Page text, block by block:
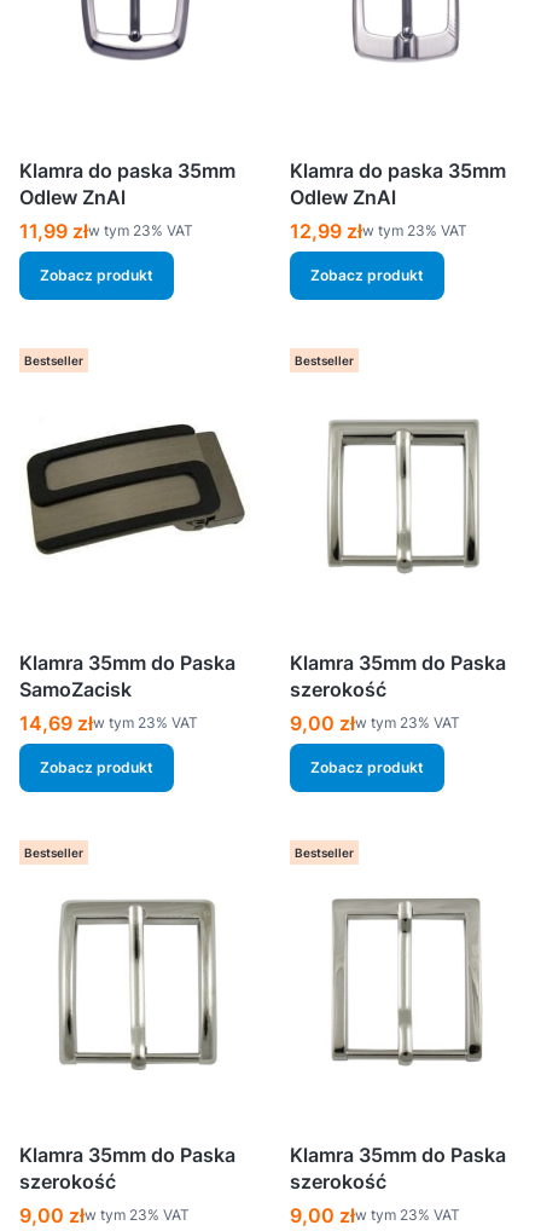
Klamra do paska 35mm
Odlew ZnAl
Cena brutto
11,99 złw tym %s VAT
w tym 23% VAT
Zobacz produkt
Klamra do paska 35mm
Odlew ZnAl
Cena brutto
12,99 złw tym %s VAT
w tym 23% VAT
Zobacz produkt
Bestseller
Klamra 35mm do Paska
SamoZacisk
Cena brutto
14,69 złw tym %s VAT
w tym 23% VAT
Zobacz produkt
Bestseller
Klamra 35mm do Paska
szerokość
Cena brutto
9,00 złw tym %s VAT
w tym 23% VAT
Zobacz produkt
Bestseller
Klamra 35mm do Paska
szerokość
Cena brutto
9,00 złw tym %s VAT
w tym 23% VAT
Bestseller
Klamra 35mm do Paska
szerokość
Cena brutto
9,00 złw tym %s VAT
w tym 23% VAT